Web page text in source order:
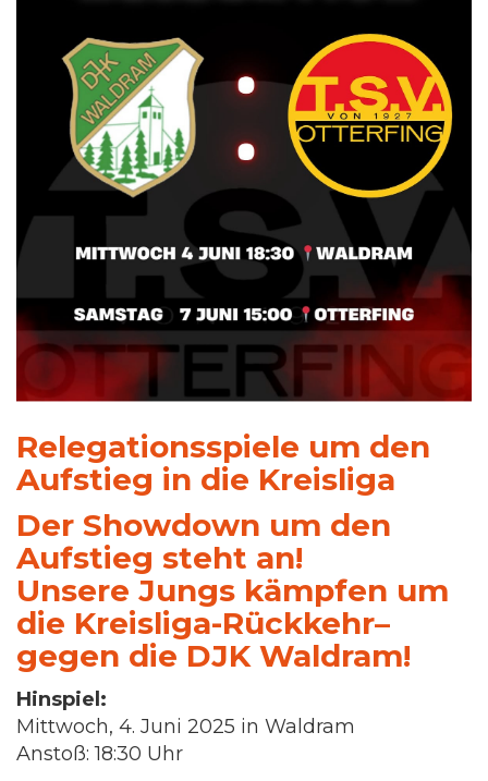
Relegationsspiele um den
Aufstieg in die Kreisliga
Der Showdown um den
Aufstieg steht an!
Unsere Jungs kämpfen um
die Kreisliga-Rückkehr–
gegen die DJK Waldram!
Hinspiel:
Mittwoch, 4. Juni 2025 in Waldram
Anstoß: 18:30 Uhr